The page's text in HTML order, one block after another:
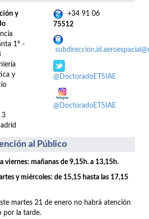
y
1º -
y
3
+34 91 06
75512
@DoctoradoETSIAE
@DoctoradoETSIAE
al Público
viernes: mañanas de 9,15h. a 13,15h.
y miércoles: de 15,15 hasta las 17,15
martes 21 de enero no habrá atención
por la tarde.